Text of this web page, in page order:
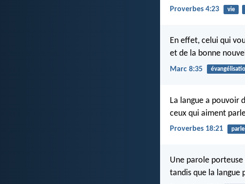
Proverbes 4:23 vie
En effet, celui qui
et de la bonne
Marc 8:35
La langue a pouvoir
ceux qui aiment
Proverbes 18:21
Une parole
tandis que la langue